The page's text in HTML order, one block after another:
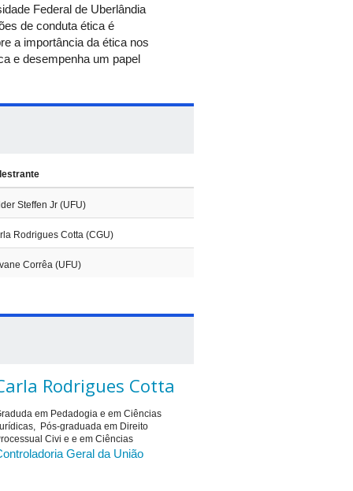
Federal de Uberlândia
de conduta ética é
a importância da ética nos
e desempenha um papel
Steffen Jr (UFU)
Rodrigues Cotta (CGU)
Corrêa (UFU)
Rodrigues Cotta
em Pedadogia e em Ciências
Pós-graduada em Direito
Civi e e em Ciências
Geral da União